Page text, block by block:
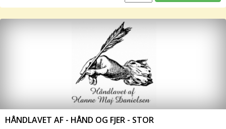
HÅNDLAVET AF - HÅND OG FJER - STOR